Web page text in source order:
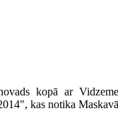
kopā ar
kas notika